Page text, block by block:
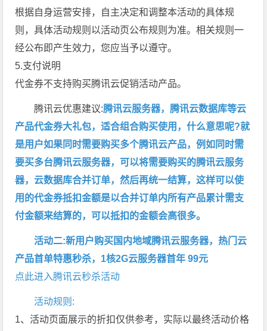
根据自身运营安排，自主决定和调整本活动的具体规
则，具体活动规则以活动页公布规则为准。相关规则一
经公布即产生效力，您应当予以遵守。
5.支付说明
代金券不支持购买腾讯云促销活动产品。
腾讯云优惠建议:腾讯云服务器，腾讯云数据库等云
产品代金券大礼包，适合组合购买使用，什么意思呢?就
是用户如果同时需要购买多个腾讯云产品，例如同时需
要买多台腾讯云服务器，可以将需要购买的腾讯云服务
器，云数据库合并订单，然后再统一结算，这样可以使
用的代金券抵扣金额是以合并订单内所有产品累计需支
付金额来结算的，可以抵扣的金额会高很多。
活动二:新用户购买国内地域腾讯云服务器，热门云
产品首单特惠秒杀，1核2G云服务器首年 99元
点此进入腾讯云秒杀活动
活动规则:
1、活动页面展示的折扣仅供参考，实际以最终活动价格